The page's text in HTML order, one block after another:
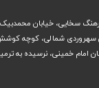
سخایی، خیابان
شمالی، کوچه کوشش،
امام خمینی، نرسیده به